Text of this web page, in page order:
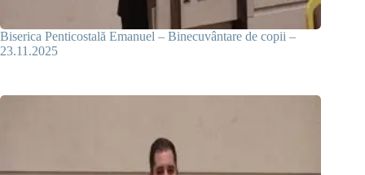
Biserica Penticostală Emanuel – Binecuvântare de copii –
23.11.2025